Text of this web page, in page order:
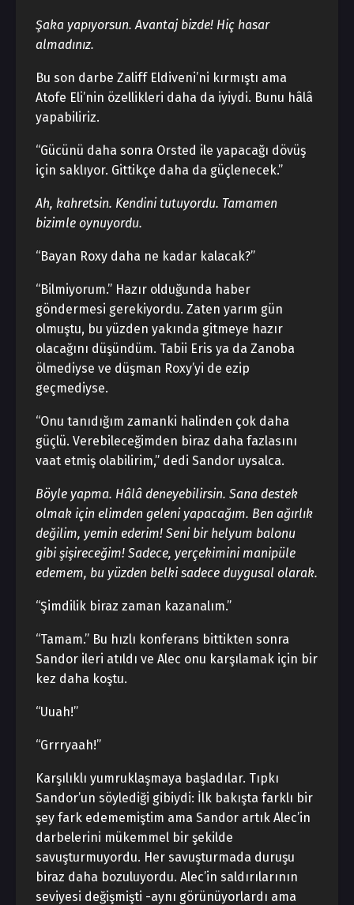
Şaka yapıyorsun. Avantaj bizde! Hiç hasar
almadınız.
Bu son darbe Zaliff Eldiveni’ni kırmıştı ama
Atofe Eli’nin özellikleri daha da iyiydi. Bunu hâlâ
yapabiliriz.
“Gücünü daha sonra Orsted ile yapacağı dövüş
için saklıyor. Gittikçe daha da güçlenecek.”
Ah, kahretsin. Kendini tutuyordu. Tamamen
bizimle oynuyordu.
“Bayan Roxy daha ne kadar kalacak?”
“Bilmiyorum.” Hazır olduğunda haber
göndermesi gerekiyordu. Zaten yarım gün
olmuştu, bu yüzden yakında gitmeye hazır
olacağını düşündüm. Tabii Eris ya da Zanoba
ölmediyse ve düşman Roxy’yi de ezip
geçmediyse.
“Onu tanıdığım zamanki halinden çok daha
güçlü. Verebileceğimden biraz daha fazlasını
vaat etmiş olabilirim,” dedi Sandor uysalca.
Böyle yapma. Hâlâ deneyebilirsin. Sana destek
olmak için elimden geleni yapacağım. Ben ağırlık
değilim, yemin ederim! Seni bir helyum balonu
gibi şişireceğim! Sadece, yerçekimini manipüle
edemem, bu yüzden belki sadece duygusal olarak.
“Şimdilik biraz zaman kazanalım.”
“Tamam.” Bu hızlı konferans bittikten sonra
Sandor ileri atıldı ve Alec onu karşılamak için bir
kez daha koştu.
“Uuah!”
“Grrryaah!”
Karşılıklı yumruklaşmaya başladılar. Tıpkı
Sandor’un söylediği gibiydi: İlk bakışta farklı bir
şey fark edememiştim ama Sandor artık Alec’in
darbelerini mükemmel bir şekilde
savuşturmuyordu. Her savuşturmada duruşu
biraz daha bozuluyordu. Alec’in saldırılarının
seviyesi değişmişti -aynı görünüyorlardı ama